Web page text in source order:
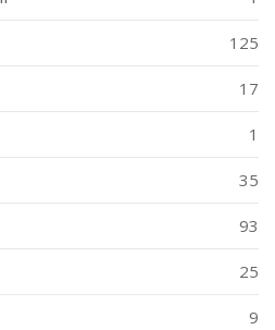
125
17
1
35
93
25
9